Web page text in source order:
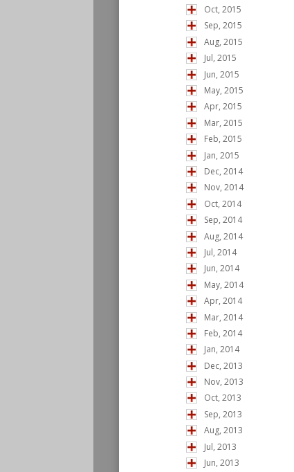
Oct, 2015
Sep, 2015
Aug, 2015
Jul, 2015
Jun, 2015
May, 2015
Apr, 2015
Mar, 2015
Feb, 2015
Jan, 2015
Dec, 2014
Nov, 2014
Oct, 2014
Sep, 2014
Aug, 2014
Jul, 2014
Jun, 2014
May, 2014
Apr, 2014
Mar, 2014
Feb, 2014
Jan, 2014
Dec, 2013
Nov, 2013
Oct, 2013
Sep, 2013
Aug, 2013
Jul, 2013
Jun, 2013